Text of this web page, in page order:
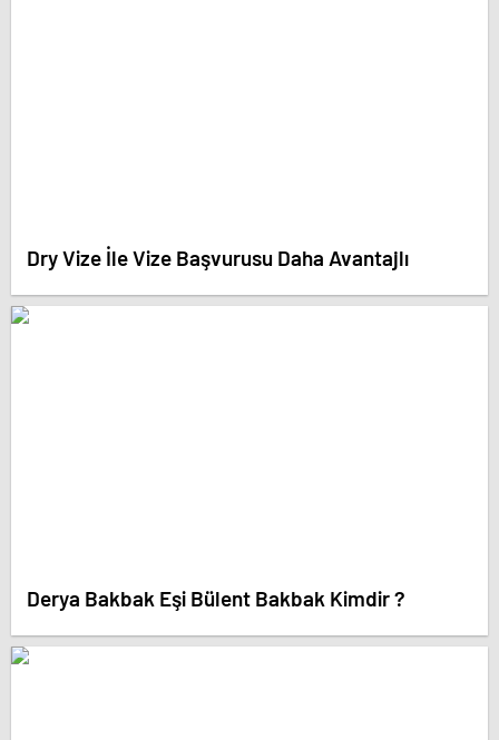
Dry Vize İle Vize Başvurusu Daha Avantajlı
Derya Bakbak Eşi Bülent Bakbak Kimdir ?